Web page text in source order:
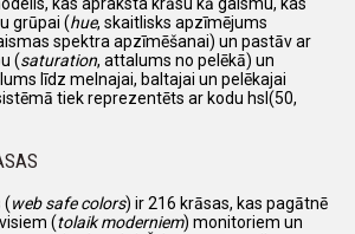
grūpai (hue, skaitlisks apzīmējums
spektra apzīmēšanai) un pastāv ar
(saturation, attalums no pelēkā) un
līdz melnajai, baltajai un pelēkajai
tiek reprezentēts ar kodu hsl(50,
(web safe colors) ir 216 krāsas, kas pagātnē
(tolaik moderniem) monitoriem un